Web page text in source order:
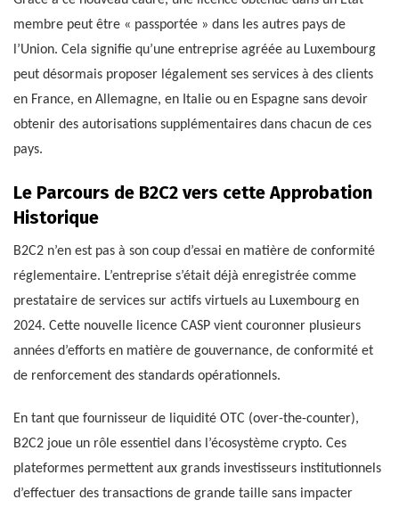
membre peut être « passportée » dans les autres pays de
l’Union. Cela signifie qu’une entreprise agréée au Luxembourg
peut désormais proposer légalement ses services à des clients
en France, en Allemagne, en Italie ou en Espagne sans devoir
obtenir des autorisations supplémentaires dans chacun de ces
pays.
Le Parcours de B2C2 vers cette Approbation
Historique
B2C2 n’en est pas à son coup d’essai en matière de conformité
réglementaire. L’entreprise s’était déjà enregistrée comme
prestataire de services sur actifs virtuels au Luxembourg en
2024. Cette nouvelle licence CASP vient couronner plusieurs
années d’efforts en matière de gouvernance, de conformité et
de renforcement des standards opérationnels.
En tant que fournisseur de liquidité OTC (over-the-counter),
B2C2 joue un rôle essentiel dans l’écosystème crypto. Ces
plateformes permettent aux grands investisseurs institutionnels
d’effectuer des transactions de grande taille sans impacter